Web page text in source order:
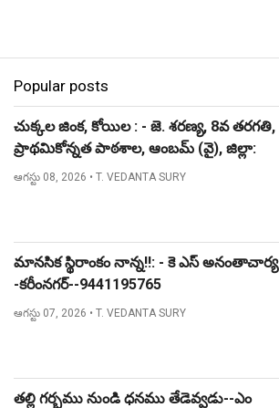
Popular posts
చుక్కల జింక, కోయిల : - జె. శరణ్య, 8వ తరగతి,
ప్రాథమికోన్నత పాఠశాల, ఆంబమ్ (వై), జిల్లా:
నిజామాబాద్.
ఆగస్టు 08, 2026 • T. VEDANTA SURY
మానసిక స్థిరాంకం నాన్న!!: - కె ఎస్ అనంతాచార్య
-కరీంనగర్--9441195765
ఆగస్టు 07, 2026 • T. VEDANTA SURY
తల్లి గర్భము నుండి ధనము తేడెవ్వడు--ఎం